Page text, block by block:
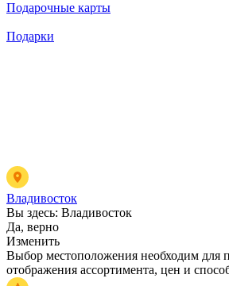
Подарочные карты
Подарки
Владивосток
Вы здесь: Владивосток
Да, верно
Изменить
Выбор местоположения необходим для
отображения ассортимента, цен и